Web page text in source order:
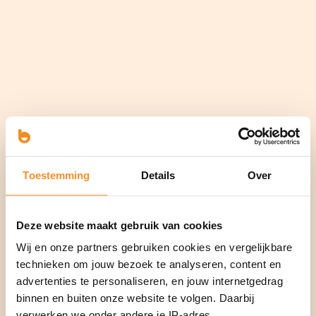
Toestemming Details Over
Deze website maakt gebruik van cookies
Wij en onze partners gebruiken cookies en vergelijkbare
technieken om jouw bezoek te analyseren, content en
advertenties te personaliseren, en jouw internetgedrag
binnen en buiten onze website te volgen. Daarbij